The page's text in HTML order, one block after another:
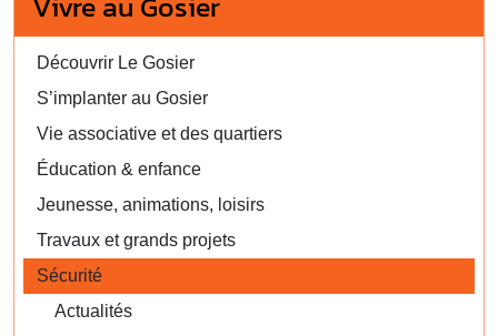
Découvrir Le Gosier
S’implanter au Gosier
Vie associative et des quartiers
Éducation & enfance
Jeunesse, animations, loisirs
Travaux et grands projets
Sécurité
Actualités